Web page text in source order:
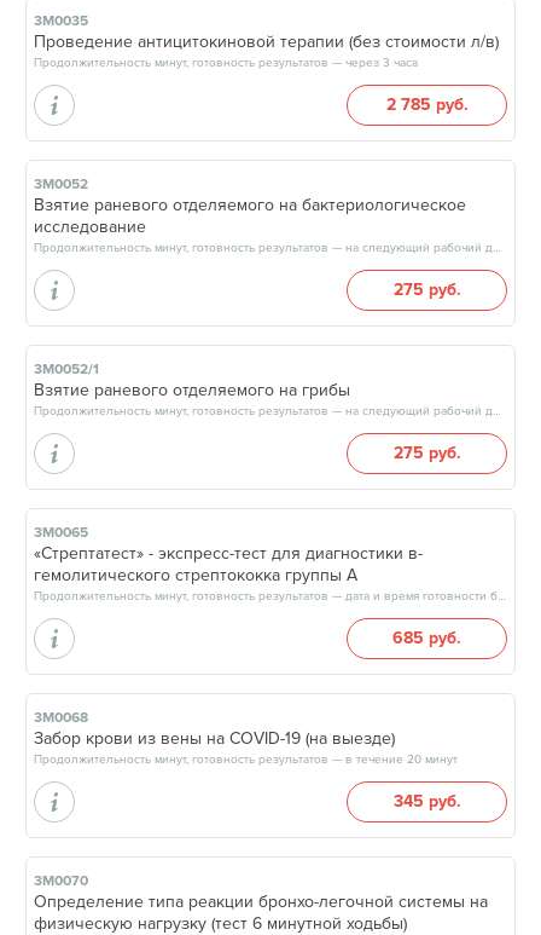
3М0035
Проведение антицитокиновой терапии (без стоимости л/в)
Продолжительность минут, готовность результатов — через 3 часа
2 785 руб.
3М0052
Взятие раневого отделяемого на бактериологическое
исследование
Продолжительность минут, готовность результатов — на следующий рабочий день
275 руб.
3М0052/1
Взятие раневого отделяемого на грибы
Продолжительность минут, готовность результатов — на следующий рабочий день
275 руб.
3М0065
«Стрептатест» - экспресс-тест для диагностики в-
гемолитического стрептококка группы А
Продолжительность минут, готовность результатов — дата и время готовности будут сообщены врачом в день приёма
685 руб.
3М0068
Забор крови из вены на COVID-19 (на выезде)
Продолжительность минут, готовность результатов — в течение 20 минут
345 руб.
3М0070
Определение типа реакции бронхо-легочной системы на
физическую нагрузку (тест 6 минутной ходьбы)